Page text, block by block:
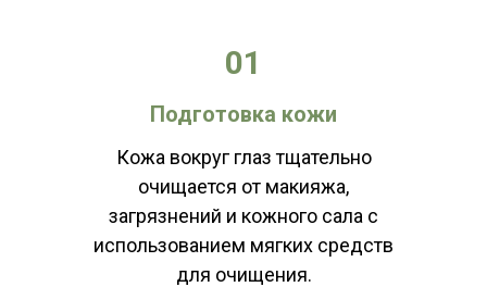
01
Кожа вокруг глаз тщательно
очищается от макияжа,
загрязнений и кожного сала с
использованием мягких средств
для очищения.
Подготовка кожи